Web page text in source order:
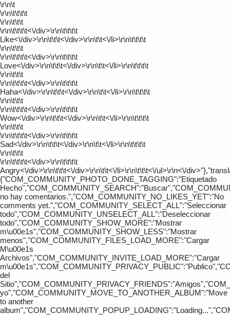
\r\n\t
\r\n\t\t\t\t
\r\n\t\t\t
\r\n\t\t\t\t<\/div>\r\n\t\t\t\t
Like<\/div>\r\n\t\t\t<\/div>\r\n\t\t<\/li>\r\n\t\t\t\t
\r\n\t\t\t
\r\n\t\t\t\t<\/div>\r\n\t\t\t\t
Love<\/div>\r\n\t\t\t<\/div>\r\n\t\t<\/li>\r\n\t\t\t\t
\r\n\t\t\t
\r\n\t\t\t\t<\/div>\r\n\t\t\t\t
Haha<\/div>\r\n\t\t\t<\/div>\r\n\t\t<\/li>\r\n\t\t\t\t
\r\n\t\t\t
\r\n\t\t\t\t<\/div>\r\n\t\t\t\t
Wow<\/div>\r\n\t\t\t<\/div>\r\n\t\t<\/li>\r\n\t\t\t\t
\r\n\t\t\t
\r\n\t\t\t\t<\/div>\r\n\t\t\t\t
Sad<\/div>\r\n\t\t\t<\/div>\r\n\t\t<\/li>\r\n\t\t\t\t
\r\n\t\t\t
\r\n\t\t\t\t<\/div>\r\n\t\t\t\t
Angry<\/div>\r\n\t\t\t<\/div>\r\n\t\t<\/li>\r\n\t\t\t<\/ul>\r\n<\/
{"COM_COMMUNITY_PHOTO_DONE_TAGGING":"Etiquetado
no hay comentarios.","COM_COMMUNITY_NO_LIKES_YET":"No
comments yet.","COM_COMMUNITY_SELECT_ALL":"Seleccionar
todo","COM_COMMUNITY_UNSELECT_ALL":"Deseleccionar
todo","COM_COMMUNITY_SHOW_MORE":"Mostrar
m\u00e1s","COM_COMMUNITY_SHOW_LESS":"Mostrar
menos","COM_COMMUNITY_FILES_LOAD_MORE":"Cargar
M\u00e1s
Archivos","COM_COMMUNITY_INVITE_LOAD_MORE":"Cargar
del
yo","COM_COMMUNITY_MOVE_TO_ANOTHER_ALBUM":"Move
to another